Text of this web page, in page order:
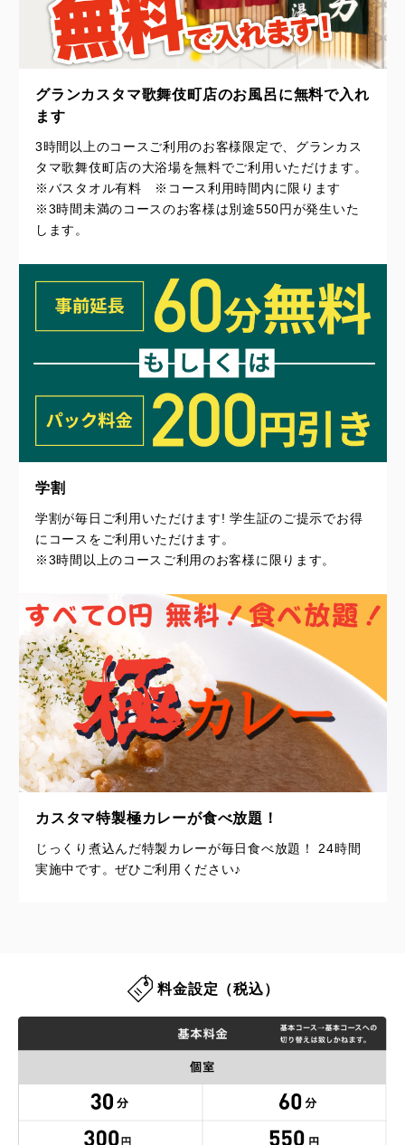
グランカスタマ歌舞伎町店のお風呂に無料で入れ
ます
3時間以上のコースご利用のお客様限定で、グランカス
タマ歌舞伎町店の大浴場を無料でご利用いただけます。
※バスタオル有料 ※コース利用時間内に限ります
※3時間未満のコースのお客様は別途550円が発生いた
します。
学割
学割が毎日ご利用いただけます! 学生証のご提示でお得
にコースをご利用いただけます。
※3時間以上のコースご利用のお客様に限ります。
カスタマ特製極カレーが食べ放題！
じっくり煮込んだ特製カレーが毎日食べ放題！ 24時間
実施中です。ぜひご利用ください♪
料金設定（税込）